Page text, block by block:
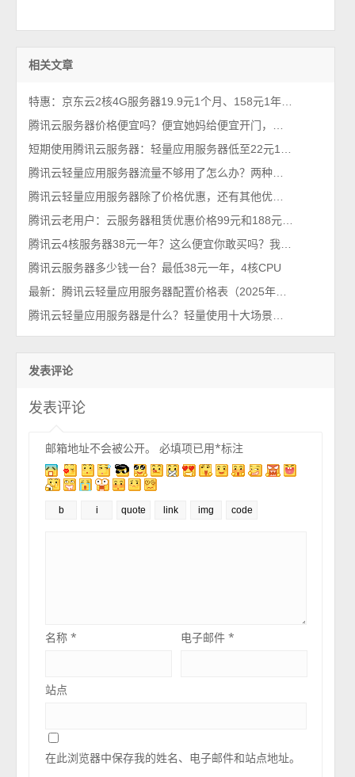
相关文章
腾讯云服务器多少钱一台？最低38元一年，4核CPU
发表评论
发表评论
邮箱地址不会被公开。 必填项已用*标注
名称* 电子邮件*
站点
在此浏览器中保存我的姓名、电子邮件和站点地址。